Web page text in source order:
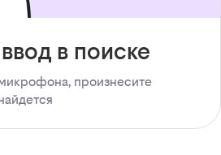
в поиске
произнесите